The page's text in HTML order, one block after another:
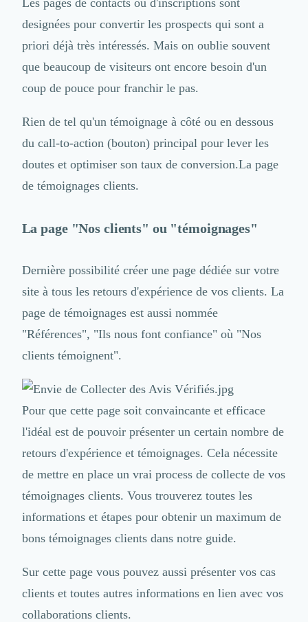
Réalité Virtuelle (VR)
Bureaux d'Entreprise
Déménagement
Impression
Traiteur & Restauration
Conception & Aménagement de Bureaux
Sourcing et Imports
Office Management
Développement à l'international
Réhabilitation et maintenance
Logiciel PropTech
Courtage en Energie
Désinfection & décontamination
Nettoyage & Ménage
Clubs & Réseaux Professionnels
Les pages de contacts ou d'inscriptions sont
designées pour convertir les prospects qui sont a
priori déjà très intéressés. Mais on oublie souvent
que beaucoup de visiteurs ont encore besoin d'un
coup de pouce pour franchir le pas.
Rien de tel qu'un témoignage à côté ou en dessous
du call-to-action (bouton) principal pour lever les
doutes et optimiser son taux de conversion.La page
de témoignages clients.
La page "Nos clients" ou "témoignages"
Dernière possibilité créer une page dédiée sur votre
site à tous les retours d'expérience de vos clients. La
page de témoignages est aussi nommée
"Références", "Ils nous font confiance" où "Nos
clients témoignent".
Pour que cette page soit convaincante et efficace
l'idéal est de pouvoir présenter un certain nombre de
retours d'expérience et témoignages. Cela nécessite
de mettre en place un vrai process de collecte de vos
témoignages clients. Vous trouverez toutes les
informations et étapes pour obtenir un maximum de
bons témoignages clients dans notre guide.
Sur cette page vous pouvez aussi présenter vos cas
clients et toutes autres informations en lien avec vos
collaborations clients.